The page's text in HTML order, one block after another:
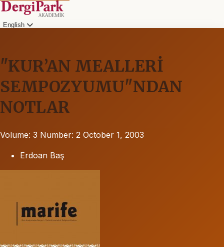
English
"KUR’AN MEALLERİ
SEMPOZYUMU"NDAN
NOTLAR
Volume: 3 Number: 2 October 1, 2003
Erdoan Baş